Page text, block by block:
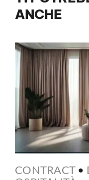
ANCHE
CONTRACT •